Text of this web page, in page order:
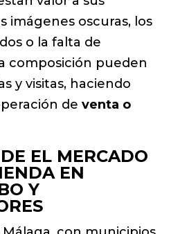
imágenes oscuras, los
o la falta de
composición pueden
y visitas, haciendo
de venta o
EL MERCADO
EN
Y